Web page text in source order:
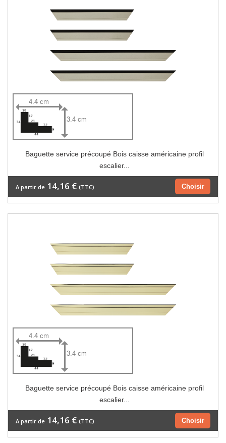
4.4 cm
3.4 cm
Baguette service précoupé Bois caisse américaine profil
escalier...
Choisir
A partir de 14,16 € (TTC)
4.4 cm
3.4 cm
Baguette service précoupé Bois caisse américaine profil
escalier...
Choisir
A partir de 14,16 € (TTC)